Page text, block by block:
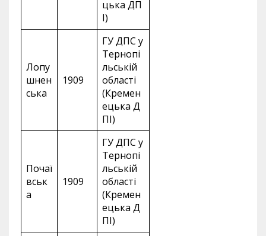
цька ДП
І)
Лопу
шнен
ська
1909
ГУ ДПС у
Тернопі
льській
області
(Кремен
ецька Д
ПІ)
Почаї
вськ
а
1909
ГУ ДПС у
Тернопі
льській
області
(Кремен
ецька Д
ПІ)